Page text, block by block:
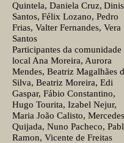
Quintela, Daniela Cruz, Dinis
Santos, Félix Lozano, Pedro
Frias, Valter Fernandes, Vera
Santos
Participantes da comunidade
local Ana Moreira, Aurora
Mendes, Beatriz Magalhães
Silva, Beatriz Moreira, Edi
Gaspar, Fábio Constantino,
Hugo Tourita, Izabel Nejur,
Maria João Calisto, Mercedes
Quijada, Nuno Pacheco,
Ramon, Vicente de Freitas